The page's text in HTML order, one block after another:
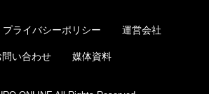
プライバシーポリシー 運営会社
問い合わせ 媒体資料